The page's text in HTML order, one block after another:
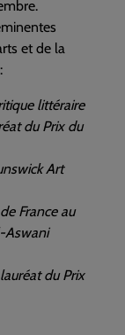
et de la
littéraire
du Prix du
Art
France au
Aswani
du Prix